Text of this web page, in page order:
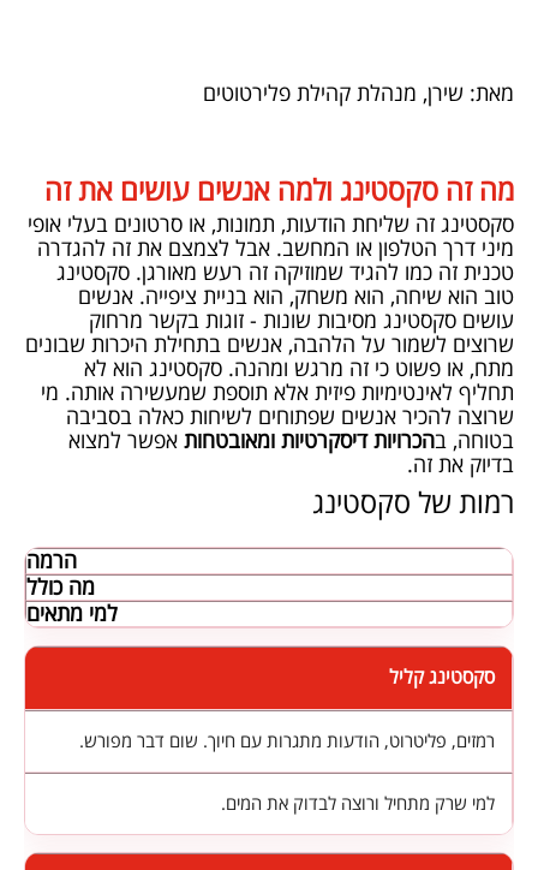
מאת: שירן, מנהלת קהילת פלירטוטים
מה זה סקסטינג ולמה אנשים עושים את זה
סקסטינג זה שליחת הודעות, תמונות, או סרטונים בעלי אופי
מיני דרך הטלפון או המחשב. אבל לצמצם את זה להגדרה
טכנית זה כמו להגיד שמוזיקה זה רעש מאורגן. סקסטינג
טוב הוא שיחה, הוא משחק, הוא בניית ציפייה. אנשים
עושים סקסטינג מסיבות שונות - זוגות בקשר מרחוק
שרוצים לשמור על הלהבה, אנשים בתחילת היכרות שבונים
מתח, או פשוט כי זה מרגש ומהנה. סקסטינג הוא לא
תחליף לאינטימיות פיזית אלא תוספת שמעשירה אותה. מי
שרוצה להכיר אנשים שפתוחים לשיחות כאלה בסביבה
בטוחה, בהכרויות דיסקרטיות ומאובטחות אפשר למצוא
בדיוק את זה.
רמות של סקסטינג
הרמה
מה כולל
למי מתאים
סקסטינג קליל
רמזים, פליטרוט, הודעות מתגרות עם חיוך. שום דבר מפורש.
למי שרק מתחיל ורוצה לבדוק את המים.